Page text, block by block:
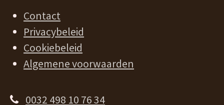
Contact
Privacybeleid
Cookiebeleid
Algemene voorwaarden
0032 498 10 76 34